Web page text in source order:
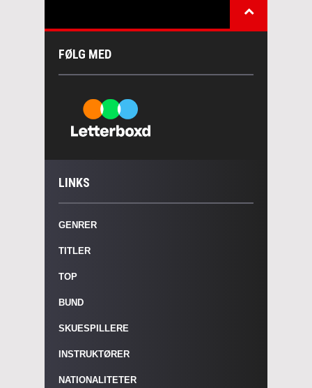
FØLG MED
LINKS
GENRER
TITLER
TOP
BUND
SKUESPILLERE
INSTRUKTØRER
NATIONALITETER